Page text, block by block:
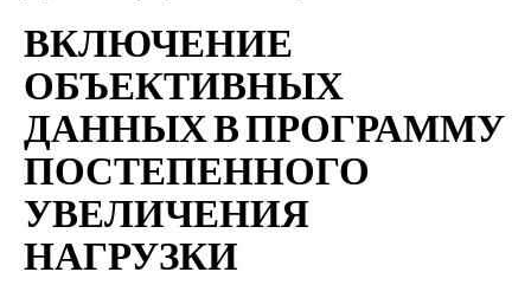
ВКЛЮЧЕНИЕ
ОБЪЕКТИВНЫХ
ДАННЫХ В ПРОГРАММУ
ПОСТЕПЕННОГО
УВЕЛИЧЕНИЯ
НАГРУЗКИ